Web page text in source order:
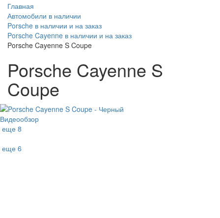
Главная
Автомобили в наличии
Porsche в наличии и на заказ
Porsche Cayenne в наличии и на заказ
Porsche Cayenne S Coupe
Porsche Cayenne S
Coupe
Видеообзор
еще 8
еще 6